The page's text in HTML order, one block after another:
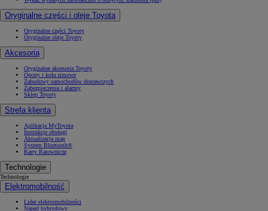
Oryginalne części i oleje Toyota
Oryginalne części Toyoty
Oryginalne oleje Toyoty
Akcesoria
Oryginalne akcesoria Toyoty
Opony i koła zimowe
Zabudowy samochodów dostawczych
Zabezpieczenia i alarmy
Sklep Toyoty
Strefa klienta
Aplikacja MyToyota
Instrukcje obsługi
Aktualizacja map
System Bluetooth®
Karty Ratownicze
Technologie
Technologie
Elektromobilność
Lider elektromobilności
Napęd hybrydowy